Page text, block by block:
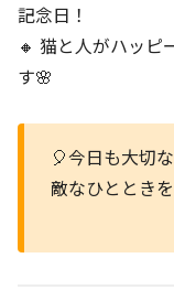
記念日！
🔸 猫と人がハッピ
す🌸
🎈今日も大切
敵なひととき